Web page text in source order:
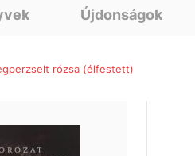
Újdonságok
rózsa (élfestett)